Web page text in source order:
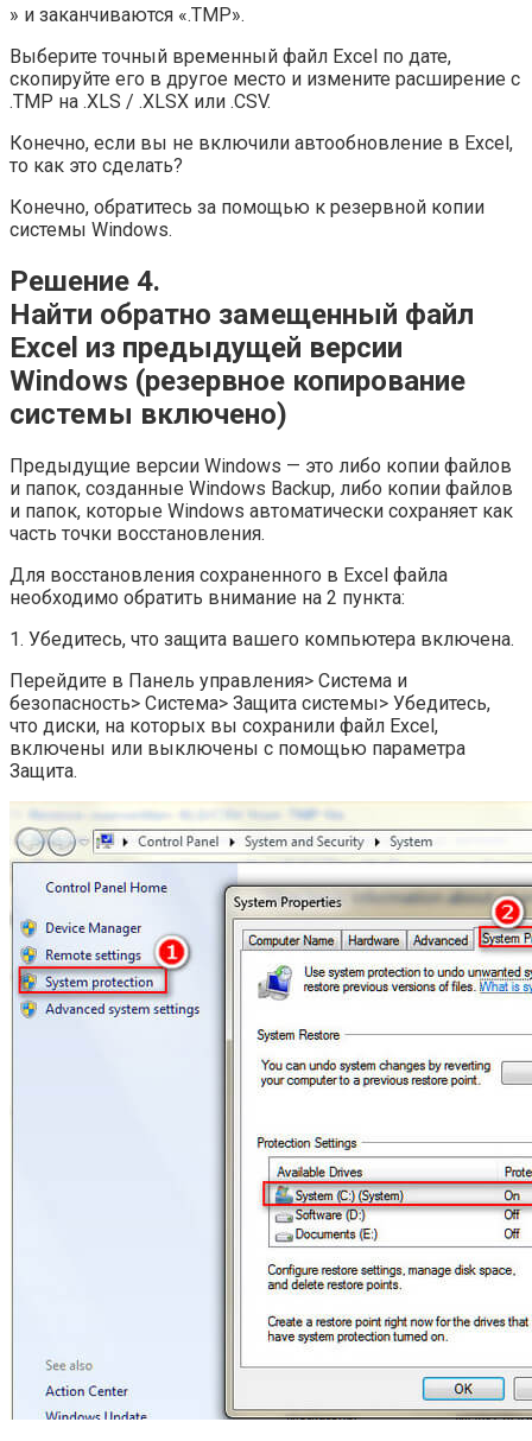
» и заканчиваются «.TMP».
Выберите точный временный файл Excel по дате,
скопируйте его в другое место и измените расширение с
.TMP на .XLS / .XLSX или .CSV.
Конечно, если вы не включили автообновление в Excel,
то как это сделать?
Конечно, обратитесь за помощью к резервной копии
системы Windows.
Решение 4.
Найти обратно замещенный файл
Excel из предыдущей версии
Windows (резервное копирование
системы включено)
Предыдущие версии Windows — это либо копии файлов
и папок, созданные Windows Backup, либо копии файлов
и папок, которые Windows автоматически сохраняет как
часть точки восстановления.
Для восстановления сохраненного в Excel файла
необходимо обратить внимание на 2 пункта:
1. Убедитесь, что защита вашего компьютера включена.
Перейдите в Панель управления> Система и
безопасность> Система> Защита системы> Убедитесь,
что диски, на которых вы сохранили файл Excel,
включены или выключены с помощью параметра
Защита.